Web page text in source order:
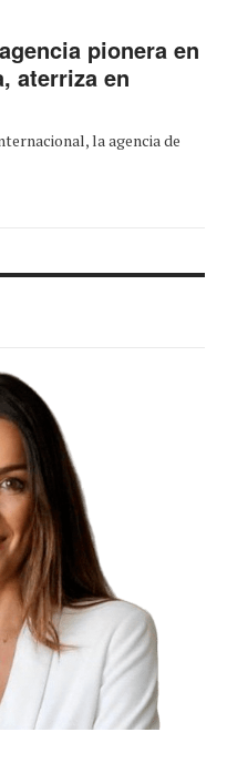
pionera en
aterriza en
la agencia de